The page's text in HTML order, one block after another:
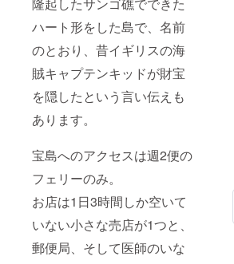
ハート形をした島で、名前
のとおり、昔イギリスの海
賊キャプテンキッドが財宝
を隠したという言い伝えも
あります。
宝島へのアクセスは週2便の
フェリーのみ。
お店は1日3時間しか空いて
いない小さな売店が1つと、
郵便局、そして医師のいな